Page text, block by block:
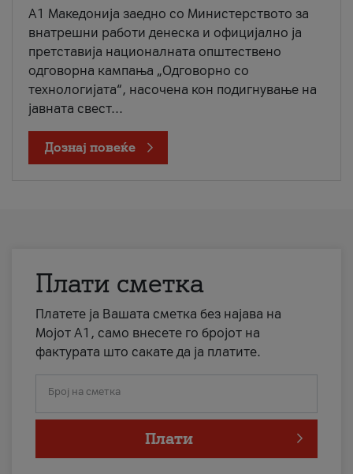
A1 Македонија заедно со Министерството за
внатрешни работи денеска и официјално ја
претставија националната општествено
одговорна кампања „Одговорно со
технологијата“, насочена кон подигнување на
јавната свест...
Дознај повеќе
Плати сметка
Платете ја Вашата сметка без најава на
Мојот А1, само внесете го бројот на
фактурата што сакате да ја платите.
Број на сметка
Плати